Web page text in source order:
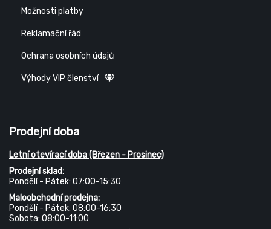
Možnosti platby
Reklamační řád
Ochrana osobních údajů
Výhody VIP členství
Prodejní doba
Letní otevírací doba (Březen - Prosinec)
Prodejní sklad:
Pondělí - Pátek: 07:00-15:30
Maloobchodní prodejna:
Pondělí - Pátek: 08:00-16:30
Sobota: 08:00-11:00